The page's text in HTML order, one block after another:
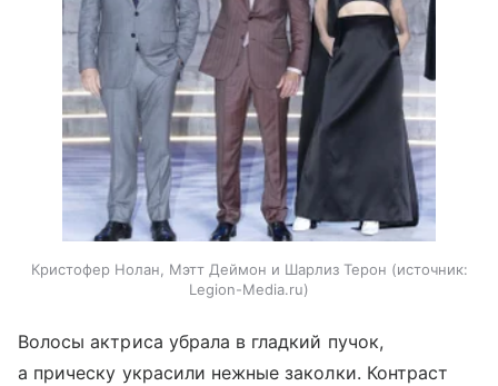
Кристофер Нолан, Мэтт Деймон и Шарлиз Терон
источник:
Legion-Media.ru
Волосы актриса убрала в гладкий пучок,
а прическу украсили нежные заколки. Контраст